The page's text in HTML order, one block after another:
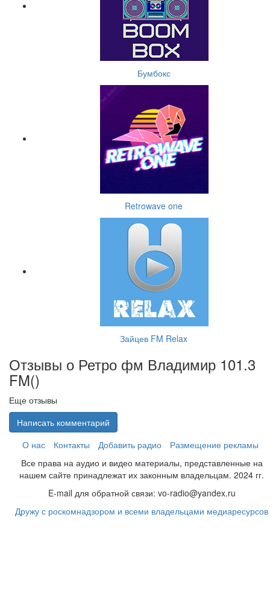
Бумбокс
Retrowave one
Зайцев FM Relax
Отзывы о Ретро фм Владимир 101.3
FM()
Еще отзывы
Написать комментарий
О нас
Контакты Добавить радио
Размещение рекламы
Все права на аудио и видео материалы, представленные на
нашем сайте принадлежат их законным владельцам. 2024 гг.
E-mail для обратной связи: vo-radio@yandex.ru
Дружу с роскомнадзором и всеми владельцами медиаресурсов